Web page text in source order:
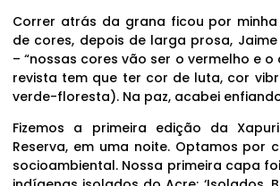
Correr atrás da grana ficou por
de cores, depois de larga prosa,
– “nossas cores vão ser o vermelho e
revista tem que ter cor de luta, cor
verde-floresta). Na paz, acabei
Fizemos a primeira edição da
Reserva, em uma noite. Optamos por
socioambiental. Nossa primeira capa